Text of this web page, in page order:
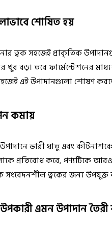
শোষিত হয়
ত্বকসহজেই প্রাকৃতিক
বড়। তবে ফার্মেন্টেশনের
এই উপাদানগুলো শোষণ
কমায়
ভারী ধাতু এবং
প্রতিরোধ করে, পণ্যটিকে
সংবেদনশীল ত্বকের জন্য উপযুক্ত
এমন উপাদান